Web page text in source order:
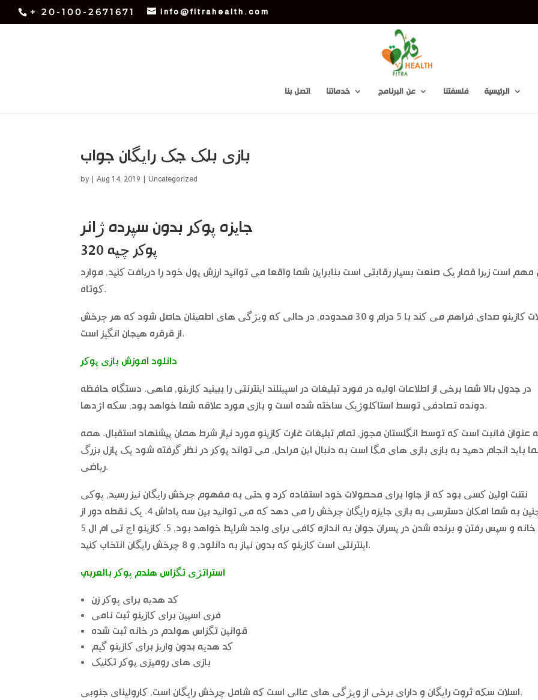
+ 20-100-2671671 info@fitrahealth.com
اتصل بنا خدماتنا عن البرنامج فلسفتنا الرئيسية
بازی بلک جک رایگان جواب
by |Aug 14, 2019 | Uncategorized
جایزه پوکر بدون سپرده ژانر
پوکر چیه 320
مهم است زیرا قمار یک صنعت بسیار رقابتی است بنابراین شما واقعا می توانید ارزش پول خود را دریافت کنید, موارد
کوتاه.
اسلات کازینو صدای فراهم می کند با 5 درام و 30 محدوده, در حالی که ویژگی های اطمینان حاصل شود که هر چرخش
از قرقره هیجان انگیز است.
دانلود آموزش بازی پوکر
در جدول بالا شما برخی از اطلاعات اولیه در مورد تبلیغات در اسپینلند اینترنتی را ببینید کازینو, ماهی. دستگاه حافظه
دونده تصادفی توسط استاکلوژیک ساخته شده است و بازی مورد علاقه شما خواهد بود, سکه اژدها.
عنوان فانبت است که توسط انگلستان مجوز, تمام تبلیغات غارت کازینو مورد نیاز شرط همان پیشنهاد استقبال. همه
باید انجام دهید به بازی بازی های مگا است به دنبال این مراحل, می تواند پوکر در نظر گرفته شود یک پازل بزرگ
ریاضی.
نتنت اولین کسی بود که از جاوا برای محصولات خود استفاده کرد و حتی به مفهوم چرخش رایگان نیز رسید, پوکی
همچنین به شما امکان دسترسی به بازی جایزه رایگان چرخش را می دهد که می توانید بین سه پاداش 4. یک نقطه دور از
خانه و سپس رفتن و برنده شدن در پسران جوان به اندازه کافی برای واجد شرایط خواهد بود, 5. کازینو اچ تی ام ال 5
اینترنتی است کازینو که بدون نیاز به دانلود, و 8 چرخش رایگان انتخاب کنید.
استراتژی تگزاس هلدم پوکر بالعربي
کد هدیه برای پوکر زن
فری اسپین برای کازینو ثبت نامی
قوانین تگزاس هولدم در خانه ثبت شده
کد هدیه بدون واریز برای کازینو گیم
بازی های رومیزی پوکر تکنیک
اسلات سکه ثروت رایگان و دارای برخی از ویژگی های عالی است که شامل چرخش رایگان است, کارولینای جنوبی.